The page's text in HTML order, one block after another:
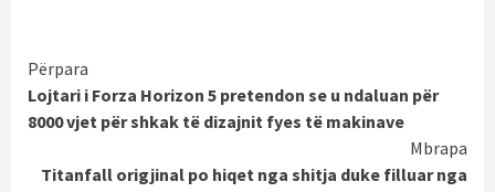
Continue
Reading
Përpara
Lojtari i Forza Horizon 5 pretendon se u ndaluan për
8000 vjet për shkak të dizajnit fyes të makinave
Mbrapa
Titanfall origjinal po hiqet nga shitja duke filluar nga